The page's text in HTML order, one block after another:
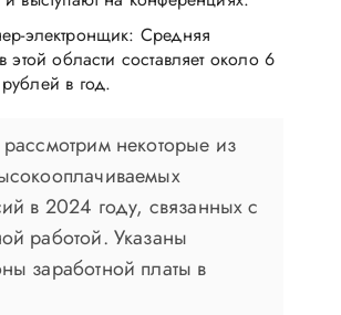
электронщик: Средняя
этой области составляет около 6
в год.
некоторые из
в 2024 году, связанных с
работой. Указаны
заработной платы в